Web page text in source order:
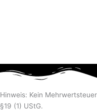
Hinweis: Kein
§19 (1) UStG.